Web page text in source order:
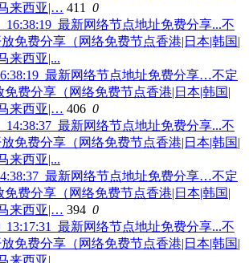
来西亚|… 411 0
最新网络节点地址免费分享…不定
费分享（网络免费节点香港|日本|韩国|
来西亚|… 406 0
最新网络节点地址免费分享…不定
费分享（网络免费节点香港|日本|韩国|
来西亚|… 394 0